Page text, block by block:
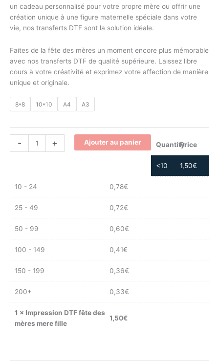
un cadeau personnalisé pour votre propre mère ou offrir une
création unique à une figure maternelle spéciale dans votre
vie, nos transferts DTF sont la solution idéale.
Faites de la fête des mères un moment encore plus mémorable
avec nos transferts DTF de qualité supérieure. Laissez libre
cours à votre créativité et exprimez votre affection de manière
unique et originale.
8*8 10*10 A4 A3
- + Ajouter au panier QuantityPrice
<10 1,50€
10 - 24 0,78€
25 - 49 0,72€
50 - 99 0,60€
100 - 149 0,41€
150 - 199 0,36€
200+ 0,33€
1 × Impression DTF fête des
mères mere fille
1,50€